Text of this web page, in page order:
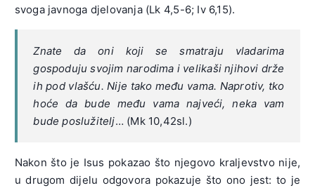
svoga javnoga djelovanja (Lk 4,5-6; Iv 6,15).
Znate da oni koji se smatraju vladarima
gospoduju svojim narodima i velikaši njihovi drže
ih pod vlašću. Nije tako među vama. Naprotiv, tko
hoće da bude među vama najveći, neka vam
bude poslužitelj… (Mk 10,42sl.)
Nakon što je Isus pokazao što njegovo kraljevstvo nije,
u drugom dijelu odgovora pokazuje što ono jest: to je